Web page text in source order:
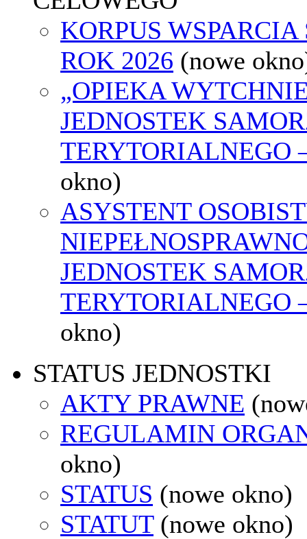
KORPUS
ROK 2026 (nowe
„OPIEKA
JEDNOSTEK
TERYTORIALNEGO
okno)
ASYSTENT
JEDNOSTEK
TERYTORIALNEGO
okno)
STATUS JEDNOSTKI
AKTY PRAWNE
REGULAMIN
okno)
STATUS (nowe okno)
STATUT (nowe okno)